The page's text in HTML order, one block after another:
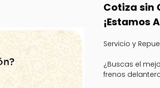
Cotiza sin
¡Estamos
Servicio y
¿Buscas el
frenos